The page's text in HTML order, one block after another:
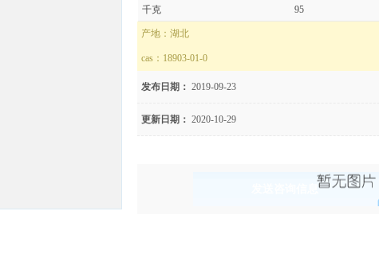
千克
95
产地：湖北
cas： 18903-01-0
发布日期： 2019-09-23
更新日期： 2020-10-29